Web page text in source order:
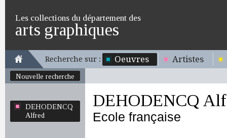
Les collections du département des
arts graphiques
Recherche sur : Oeuvres Artistes
Nouvelle recherche
DEHODENCQ
Alfred
DEHODENCQ
Ecole française